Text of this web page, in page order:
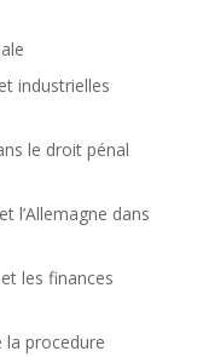
industrielles
le droit pénal
l’Allemagne dans
les finances
la procedure